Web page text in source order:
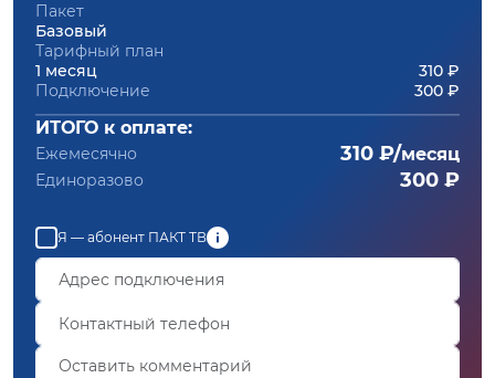
Пакет
Базовый
Тарифный план
1 месяц
310 ₽
Подключение
300 ₽
ИТОГО к оплате:
Ежемесячно 310 ₽/месяц
Единоразово 300 ₽
Я — абонент ПАКТ ТВ